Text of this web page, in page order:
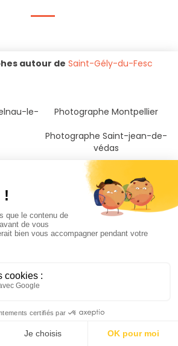
autour de Saint-Gély-du-Fesc
le-
Photographe Montpellier
Photographe Saint-jean-de-
védas
Photographe Pérols
Photographe Lunel
Photographe Frontignan
Photographe Nîmes
Photographe Saint-gilles